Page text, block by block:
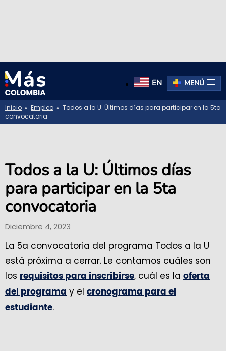
EN MENÚ
Inicio » Empleo » Todos a la U: Últimos días para participar en la 5ta
convocatoria
Todos a la U: Últimos días
para participar en la 5ta
convocatoria
Diciembre 4, 2023
La 5a convocatoria del programa Todos a la U
está próxima a cerrar. Le contamos cuáles son
los requisitos para inscribirse, cuál es la oferta
del programa y el cronograma para el
estudiante.